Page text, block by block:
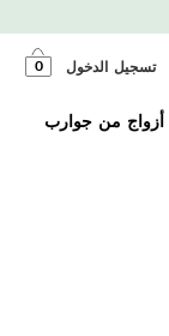
تسجيل الدخول 0
5 أزواج من جوارب